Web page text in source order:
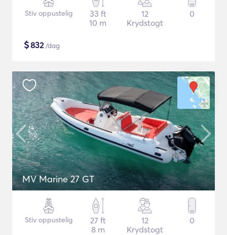
Stiv oppustelig
33 ft
10 m
12
Krydstogt
0
$832/dag
MV Marine 27 GT
Stiv oppustelig
27 ft
8 m
12
Krydstogt
0